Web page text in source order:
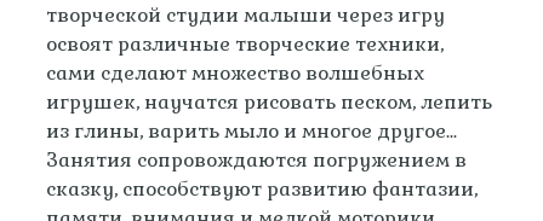
творческой студии малыши через игру
освоят различные творческие техники,
сами сделают множество волшебных
игрушек, научатся рисовать песком, лепить
из глины, варить мыло и многое другое...
Занятия сопровождаются погружением в
сказку, способствуют развитию фантазии,